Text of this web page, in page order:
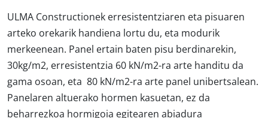
ULMA Constructionek erresistentziaren eta pisuaren
arteko orekarik handiena lortu du, eta modurik
merkeenean. Panel ertain baten pisu berdinarekin,
30kg/m2, erresistentzia 60 kN/m2-ra arte handitu da
gama osoan, eta 80 kN/m2-ra arte panel unibertsalean.
Panelaren altuerako hormen kasuetan, ez da
beharrezkoa hormigoia egitearen abiadura